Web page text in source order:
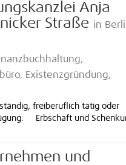
Anja
Straße in
Existenzgründung,
freiberuflich tätig oder
Erbschaft und
und